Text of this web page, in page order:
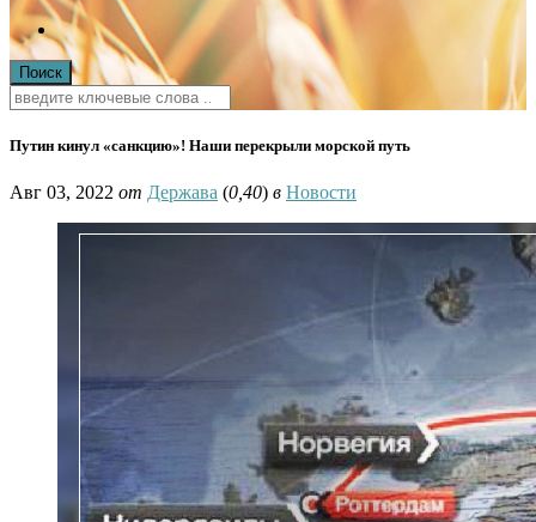
Путин кинул «санкцию»! Наши перекрыли морской путь
Авг 03, 2022 от Держава (0,40) в Новости